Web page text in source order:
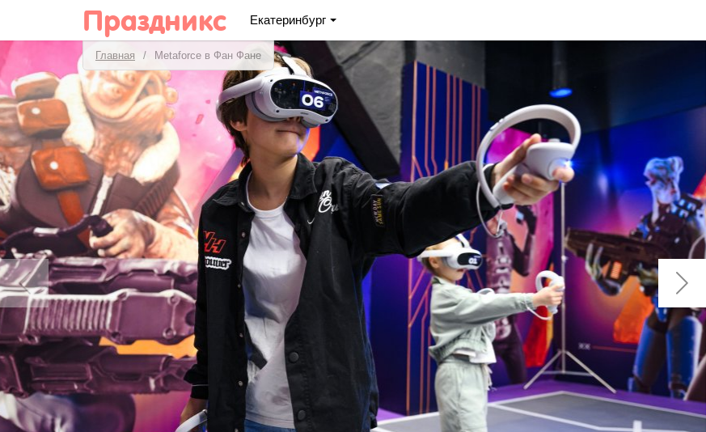
Праздникс Екатеринбург
Главная Metaforce в Фан Фане